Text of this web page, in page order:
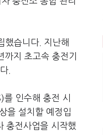
했습니다. 지난해
지 초고속 충전기
.
인수해 충전 시
을 설치할 예정입
충전사업을 시작했